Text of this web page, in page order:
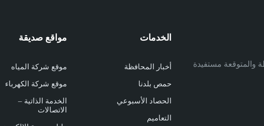
والمتوقعة مستفيدة
الخدمات
أخبار المحافظة
حمص بلدنا
الحصاد الأسبوعي
التعاميم
مواقع صديقة
موقع شركة المياه
موقع شركة الكهرباء
الخدمة الذاتية –
الاتصالات